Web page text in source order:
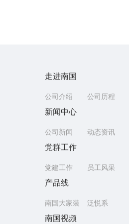
走进南国
公司介绍 公司历程
新闻中心
公司新闻 动态资讯
党群工作
党建工作 员工风采
产品线
南国大家装 泛悦系
南国视频